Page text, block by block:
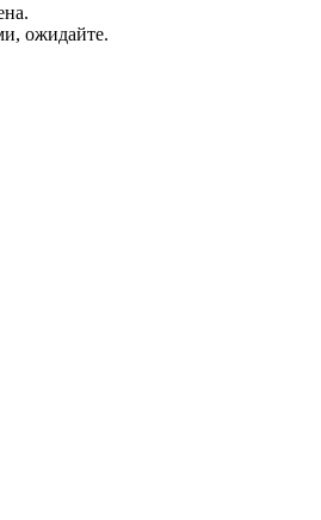
ожидайте.